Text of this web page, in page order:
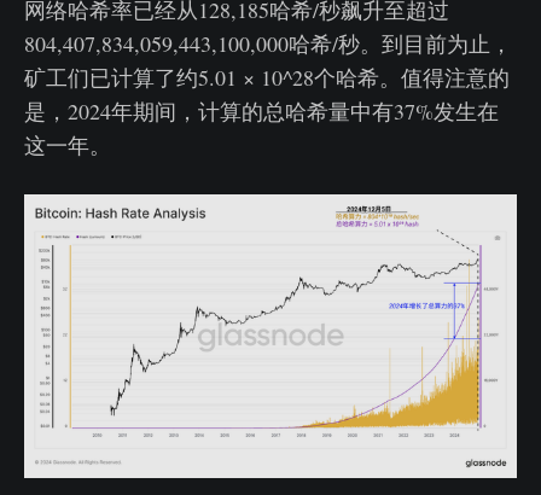
网络哈希率已经从128,185哈希/秒飙升至超过
804,407,834,059,443,100,000哈希/秒。到目前为止，
矿工们已计算了约5.01 × 10^28个哈希。值得注意的
是，2024年期间，计算的总哈希量中有37%发生在
这一年。